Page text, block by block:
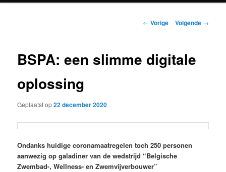
Bericht
← Vorige Volgende →
BSPA: een slimme digitale
oplossing
Geplaatst op22 december 2020
Ondanks huidige coronamaatregelen toch 250 personen
aanwezig op galadiner van de wedstrijd “Belgische
Zwembad-, Wellness- en Zwemvijverbouwer”